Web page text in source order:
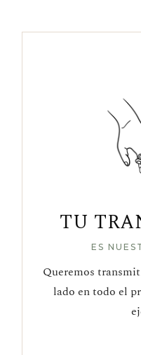
TU
ES
Queremos
lado en todo el